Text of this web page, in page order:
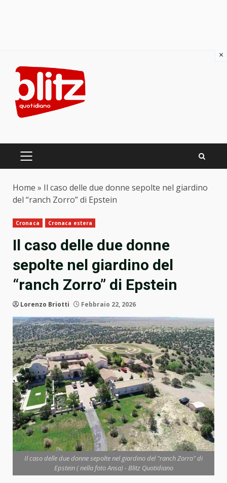
content
PRIMARY
Home » Il caso delle due donne sepolte nel giardino
del “ranch Zorro” di Epstein
Cronaca Cronaca estera
Il caso delle due donne
sepolte nel giardino del
“ranch Zorro” di Epstein
Lorenzo Briotti Febbraio 22, 2026
Il caso delle due donne sepolte nel giardino del "ranch Zorro" di
Epstein ( nella foto Ansa) - Blitz Quotidiano
×